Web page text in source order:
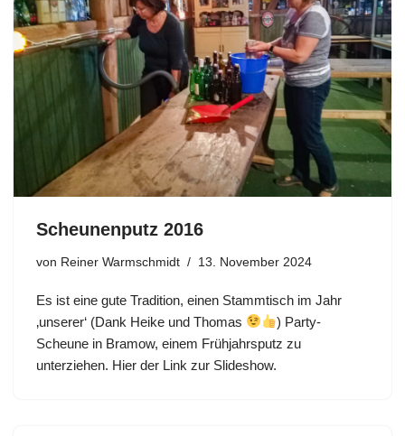
Scheunenputz 2016
von Reiner Warmschmidt 13. November 2024
Es ist eine gute Tradition, einen Stammtisch im Jahr
‚unserer‘ (Dank Heike und Thomas
) Party-
Scheune in Bramow, einem Frühjahrsputz zu
unterziehen. Hier der Link zur Slideshow.